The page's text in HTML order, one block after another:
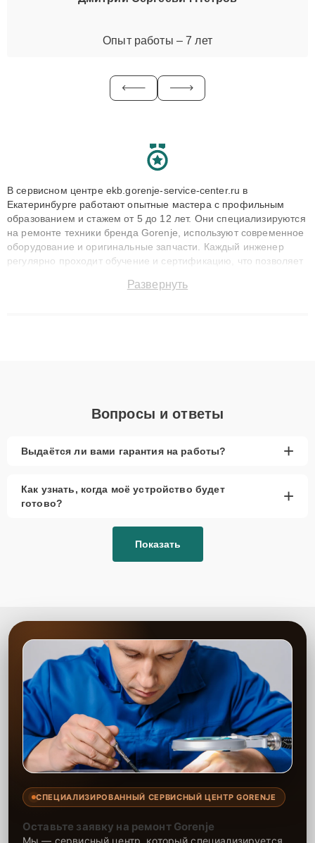
Опыт работы – 7 лет
В сервисном центре ekb.gorenje-service-center.ru в
Екатеринбурге работают опытные мастера с профильным
образованием и стажем от 5 до 12 лет. Они специализируются
на ремонте техники бренда Gorenje, используют современное
оборудование и оригинальные запчасти. Каждый инженер
регулярно проходит обучение и сертификацию, что позволяет
технику с сохранением гарантии до 3 лет. Наши мастера
Развернуть
Вопросы и ответы
Выдаётся ли вами гарантия на работы? +
Как узнать, когда моё устройство будет
готово?
+
Показать
СПЕЦИАЛИЗИРОВАННЫЙ СЕРВИСНЫЙ ЦЕНТР GORENJE
Оставьте заявку на ремонт Gorenje
Мы — сервисный центр, который специализируется